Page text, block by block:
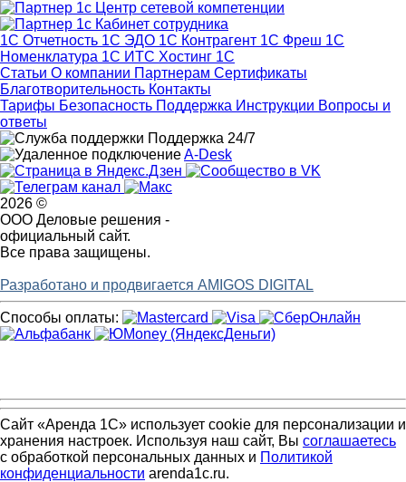
1С Отчетность 1С ЭДО 1С Контрагент 1С Фреш 1С
Номенклатура 1С ИТС Хостинг 1С
Статьи О компании Партнерам Сертификаты
Благотворительность Контакты
Тарифы Безопасность Поддержка Инструкции Вопросы и
ответы
Поддержка 24/7
A-Desk
2026 ©
ООО Деловые решения -
официальный сайт.
Все права защищены.
Разработано и продвигается AMIGOS DIGITAL
Способы оплаты:
Сайт «Аренда 1С» использует cookie для персонализации и
хранения настроек. Используя наш сайт, Вы соглашаетесь
с обработкой персональных данных и Политикой
конфиденциальности arenda1c.ru.